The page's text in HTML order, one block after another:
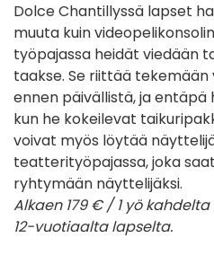
Dolce Chantillyssä lapset
muuta kuin
työpajassa heidät viedään
taakse. Se riittää
ennen päivällistä, ja entäpä
kun he kokeilevat
voivat myös löytää
teatterityöpajassa, joka
ryhtymään näyttelijäksi.
Alkaen 179 € / 1 yö
12-vuotiaalta lapselta.